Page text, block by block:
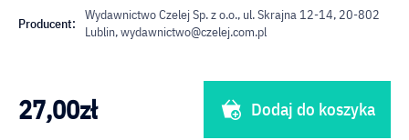
Producent:
Wydawnictwo Czelej Sp. z o.o., ul. Skrajna 12-14, 20-802
Lublin,wydawnictwo@czelej.com.pl
27,00zł Dodaj do koszyka